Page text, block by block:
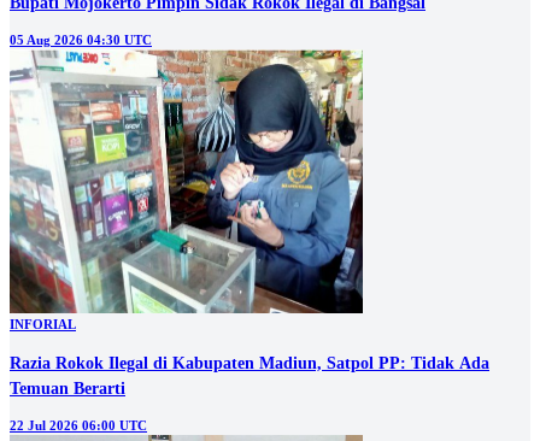
05 Aug 2026 04:30 UTC
INFORIAL
Razia Rokok Ilegal di Kabupaten Madiun, Satpol PP: Tidak Ada
Temuan Berarti
22 Jul 2026 06:00 UTC